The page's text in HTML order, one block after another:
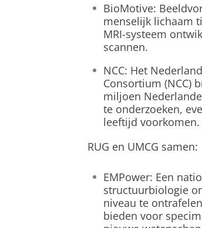
BioMotive:
menselijk lichaam
MRI-systeem
scannen.
NCC: Het
Consortium (NCC)
miljoen
te onderzoeken,
leeftijd voorkomen.
RUG en UMCG samen:
EMPower: Een
structuurbiologie
niveau te
bieden voor